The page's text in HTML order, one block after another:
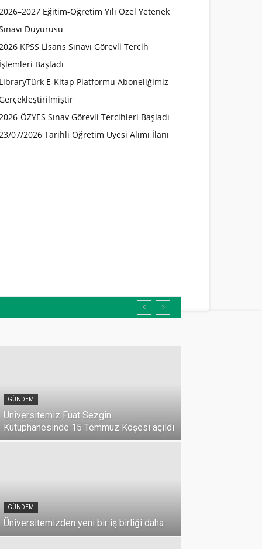
Eğitim-Öğretim Yılı Özel Yetenek
Duyurusu
KPSS Lisans Sınavı Görevli Tercih
İşlemleri Başladı
LibraryTürk E-Kitap Platformu Aboneliğimiz
ÖZYES Sınav Görevli Tercihleri Başladı
07/2026 Tarihli Öğretim Üyesi Alımı İlanı
GÜNDEM
Üniversitemiz Fuat Sezgin
Kütüphanesinde 15 Temmuz Köşesi açıldı
GÜNDEM
Üniversitemizden yeni bir iş birliği daha